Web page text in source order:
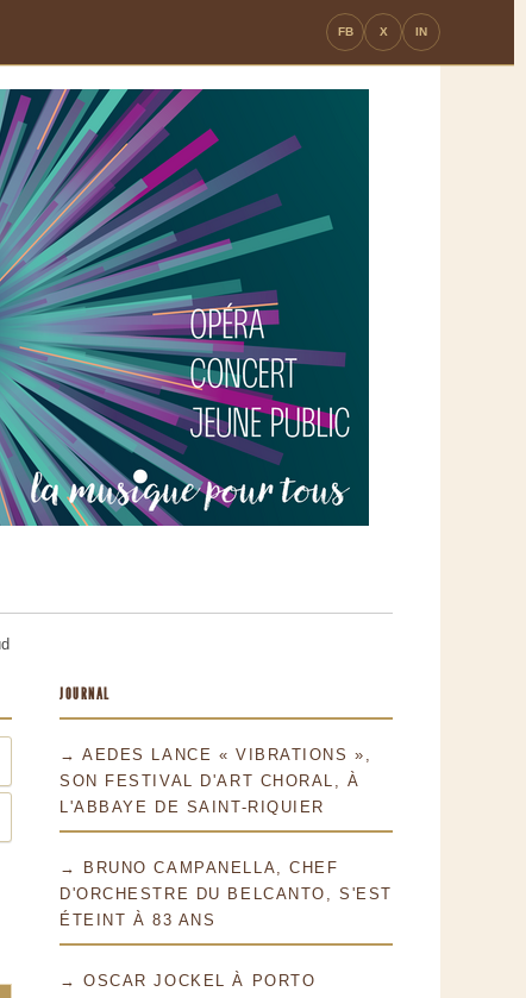
FB X IN
JOURNAL
→ AEDES LANCE « VIBRATIONS »,
SON FESTIVAL D'ART CHORAL, À
L'ABBAYE DE SAINT-RIQUIER
→ BRUNO CAMPANELLA, CHEF
D'ORCHESTRE DU BELCANTO, S'EST
ÉTEINT À 83 ANS
→ OSCAR JOCKEL À PORTO